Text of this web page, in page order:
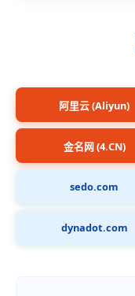
阿里云 (Aliyun)
金名网 (4.CN)
sedo.com
dynadot.com